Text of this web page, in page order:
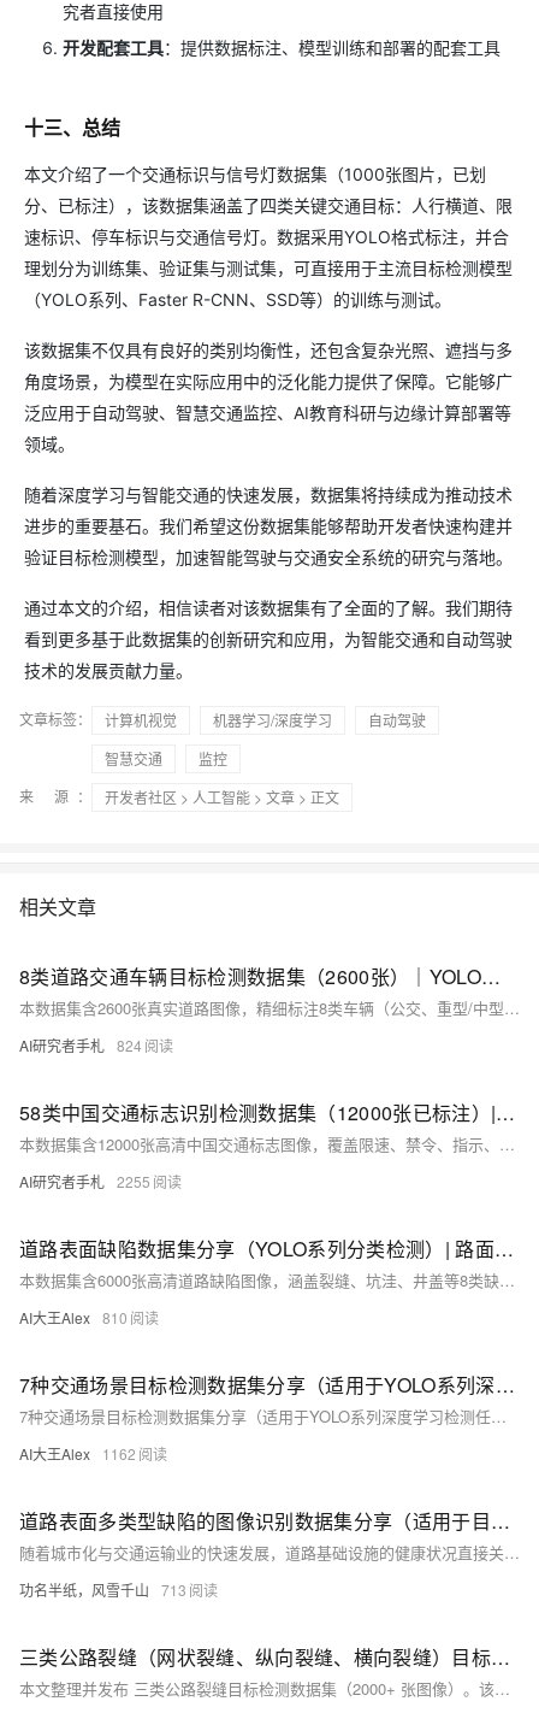
究者直接使用
开发配套工具：提供数据标注、模型训练和部署的配套工具
十三、总结
本文介绍了一个交通标识与信号灯数据集（1000张图片，已划
分、已标注），该数据集涵盖了四类关键交通目标：人行横道、限
速标识、停车标识与交通信号灯。数据采用YOLO格式标注，并合
理划分为训练集、验证集与测试集，可直接用于主流目标检测模型
（YOLO系列、Faster R-CNN、SSD等）的训练与测试。
该数据集不仅具有良好的类别均衡性，还包含复杂光照、遮挡与多
角度场景，为模型在实际应用中的泛化能力提供了保障。它能够广
泛应用于自动驾驶、智慧交通监控、AI教育科研与边缘计算部署等
领域。
随着深度学习与智能交通的快速发展，数据集将持续成为推动技术
进步的重要基石。我们希望这份数据集能够帮助开发者快速构建并
验证目标检测模型，加速智能驾驶与交通安全系统的研究与落地。
通过本文的介绍，相信读者对该数据集有了全面的了解。我们期待
看到更多基于此数据集的创新研究和应用，为智能交通和自动驾驶
技术的发展贡献力量。
文章标签： 计算机视觉 机器学习/深度学习
自动驾驶
智慧交通
监控
来 源：
开发者社区 > 人工智能 > 文章 > 正文
相关文章
8类道路交通车辆目标检测数据集（2600张）｜YOLO训练数据集 智慧交通 自动驾驶 车流统计 车辆识别
本数据集含2600张真实道路图像，精细标注8类车辆（公交、重型/中型/牵引卡车、皮卡、轿车、两轮车、面包车），YOLO格式，覆盖城市/城郊多场景，支持智慧交通、自动驾驶、车流统计等任务，开箱即用。
AI研究者手札 824
58类中国交通标志识别检测数据集（12000张已标注）| YOLO训练数据集 AI视觉检测
本数据集含12000张高清中国交通标志图像，覆盖限速、禁令、指示、警告四大类共58类，严格遵循国标，全人工精细化YOLO格式标注（bbox+类别），已划分train/val/test，适配YOLO/Faster R-CNN等主流模型，即开即用，适用于自动驾驶、交通监控与AI教学科研。
AI研究者手札 2255
道路表面缺陷数据集分享（YOLO系列分类检测）| 路面病害 目标检测 坑洼裂缝 训练集
本数据集含6000张高清道路缺陷图像，涵盖裂缝、坑洼、井盖等8类缺陷，已按YOLO格式精准标注并划分（7:2:1）。适用于YOLO系列等目标检测模型训练，支持智能巡检、自动驾驶与智慧交通研究。百度网盘免费下载。
AI大王Alex 810
7种交通场景目标检测数据集分享（适用于YOLO系列深度学习检测任务）
7种交通场景目标检测数据集分享（适用于YOLO系列深度学习检测任务） 源码下载 在智能交通与自动驾驶技术快速发展的今天，如何高效、准确地感知道路环境已经成为研究与应用的核心问题。车辆、行人和交通信号灯
AI大王Alex 1162
道路表面多类型缺陷的图像识别数据集分享（适用于目标检测任务）
随着城市化与交通运输业的快速发展，道路基础设施的健康状况直接关系到出行安全与城市运行效率。据统计，全球每年因道路缺陷引发的交通事故造成数十万人死亡，经济损失高达数千亿美元。长期高强度的使用、气候变化以及施工质量差异，都会导致道路表面出现裂缝、坑洼、井盖下沉及修补不良等缺陷。这些问题不仅影响驾驶舒适度，还可能引发交通事故，增加道路养护成本。
功名半纸，风雪千山 713
三类公路裂缝（网状裂缝、纵向裂缝、横向裂缝）目标检测数据集（ 2000 张图片已划分、已标注）| AI训练适用于目标检测任务
本文整理并发布 三类公路裂缝目标检测数据集（2000+ 张图像）。该数据集专门面向 道路裂缝检测任务 构建，可用于训练多种深度学习目标检测模型，如 YOLO、RT-DETR、Faster R-CNN 等，并可广泛应用于智慧交通系统、道路养护评估以及自动化巡检系统开发。